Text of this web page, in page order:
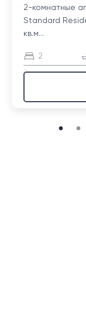
2-комнатные
Standard
кв.м...
2